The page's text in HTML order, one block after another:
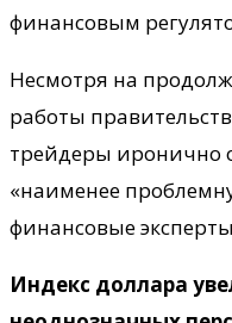
финансовым
Несмотря на
работы
трейдеры иронично
«наименее
финансовые
Индекс доллара